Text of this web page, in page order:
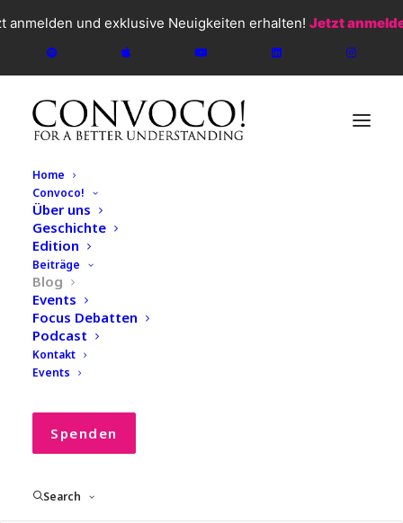
anmelden und exklusive Neuigkeiten erhalten! Jetzt
Home
Convoco!
Über uns
Geschichte
Edition
Beiträge
Blog
Events
Focus Debatten
Podcast
Kontakt
Events
Spenden
Search
CONVOCO!
Blog
Die neue C! Edition: Teil II